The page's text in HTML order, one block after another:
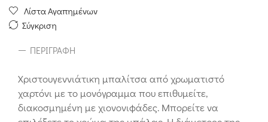
Λίστα Αγαπημένων
Σύγκριση
ΠΕΡΙΓΡΑΦΉ
Χριστουγεννιάτικη μπαλίτσα από χρωματιστό
χαρτόνι με το μονόγραμμα που επιθυμείτε,
διακοσμημένη με χιονονιφάδες. Μπορείτε να